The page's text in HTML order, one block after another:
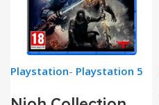
Playstation- Playstation 5